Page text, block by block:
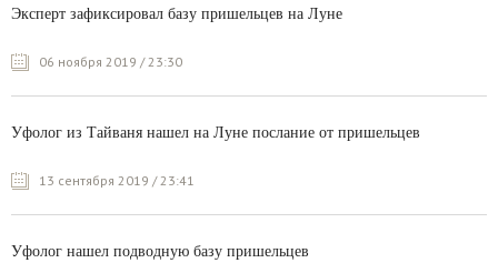
Эксперт зафиксировал базу пришельцев на Луне
06 ноября 2019 / 23:30
Уфолог из Тайваня нашел на Луне послание от пришельцев
13 сентября 2019 / 23:41
Уфолог нашел подводную базу пришельцев